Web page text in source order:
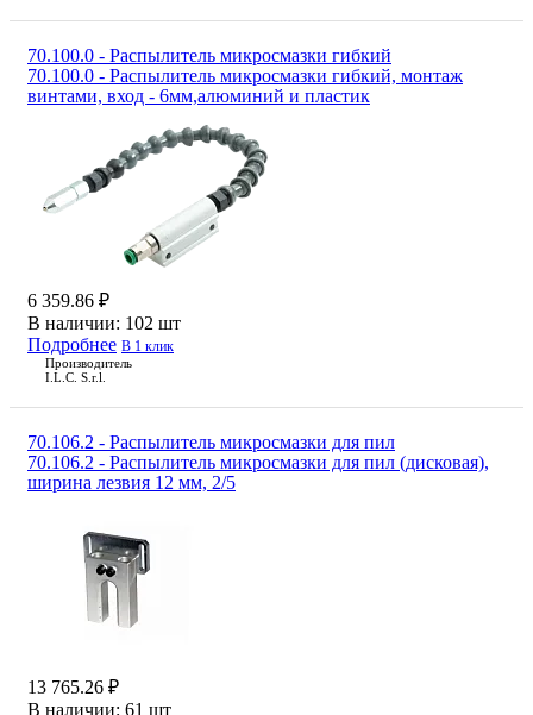
70.100.0 - Распылитель микросмазки гибкий
70.100.0 - Распылитель микросмазки гибкий, монтаж
винтами, вход - 6мм,алюминий и пластик
6 359.86 ₽
В наличии: 102 шт
Подробнее В 1 клик
Производитель
I.L.C. S.r.l.
70.106.2 - Распылитель микросмазки для пил
70.106.2 - Распылитель микросмазки для пил (дисковая),
ширина лезвия 12 мм, 2/5
13 765.26 ₽
В наличии: 61 шт